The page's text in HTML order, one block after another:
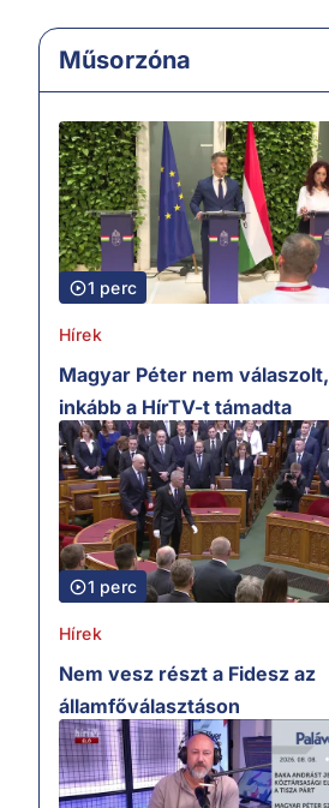
Műsorzóna
1 perc
Hírek
Magyar Péter nem válaszolt,
inkább a HírTV-t támadta
1 perc
Hírek
Nem vesz részt a Fidesz az
államfőválasztáson